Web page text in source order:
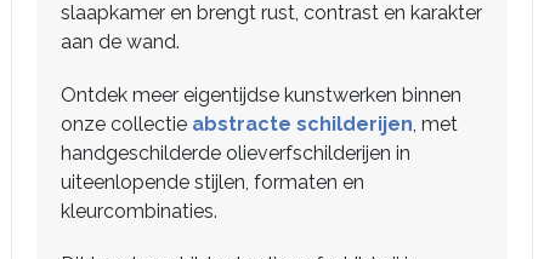
slaapkamer en brengt rust, contrast en karakter
aan de wand.
Ontdek meer eigentijdse kunstwerken binnen
onze collectie abstracte schilderijen, met
handgeschilderde olieverfschilderijen in
uiteenlopende stijlen, formaten en
kleurcombinaties.